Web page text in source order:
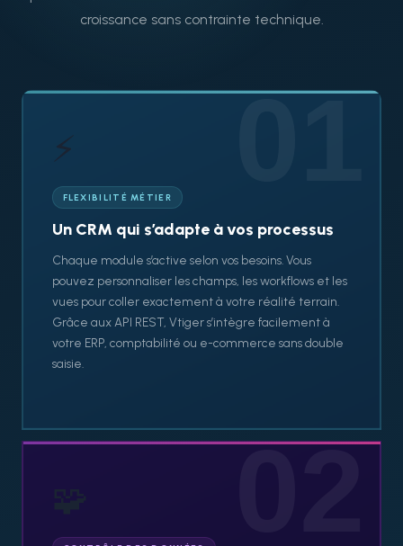
croissance sans contrainte technique.
⚡
FLEXIBILITÉ MÉTIER
Un CRM qui s’adapte à vos processus
Chaque module s’active selon vos besoins. Vous
pouvez personnaliser les champs, les workflows et les
vues pour coller exactement à votre réalité terrain.
Grâce aux API REST, Vtiger s’intègre facilement à
votre ERP, comptabilité ou e-commerce sans double
saisie.